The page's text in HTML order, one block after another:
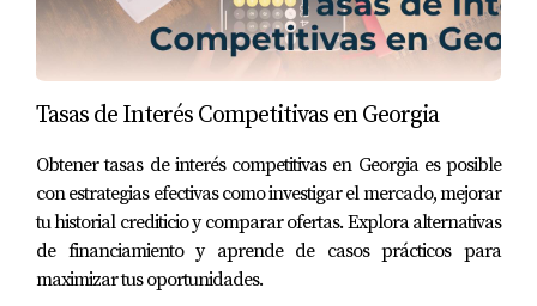
propio peso emocional y financiero. A continuación,
se presentan algunos de los aspectos más
importantes a considerar:
gastar es esencial. Esto implica evaluar las
finanzas personales, lo que puede ser una
tarea desafiante pero necesaria.
Ubicación:la elección del vecindario afecta no
solo el precio de la vivienda, sino también la
calidad de vida. Considerar la cercanía a la
Tasas de Interés Competitivas en Georgia
Obtener tasas de interés competitivas en Georgia es posible
con estrategias efectivas como investigar el mercado, mejorar
tu historial crediticio y comparar ofertas. Explora alternativas
de financiamiento y aprende de casos prácticos para
maximizar tus oportunidades.